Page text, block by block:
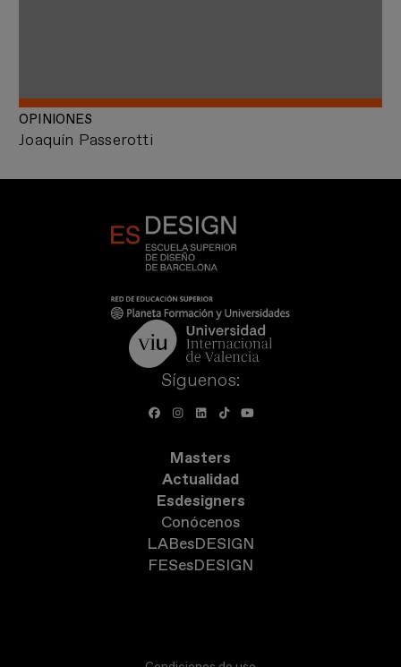
Joaquín Passerotti
OPINIONES
Síguenos:
Masters
Actualidad
Esdesigners
Conócenos
LABesDESIGN
FESesDESIGN